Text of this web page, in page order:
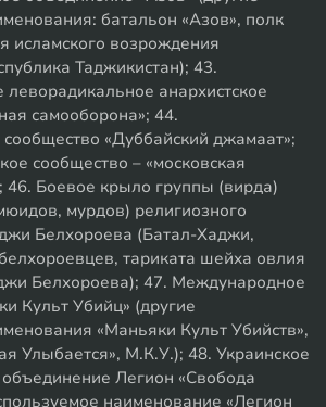
батальон «Азов», полк
исламского возрождения
Таджикистан); 43.
анархистское
самооборона»; 44.
сообщество «Дуббайский джамаат»;
сообщество – «московская
46. Боевое крыло группы (вирда)
мурдов) религиозного
Белхороева (Батал-Хаджи,
тариката шейха овлия
Белхороева); 47. Международное
Культ Убийц» (другие
«Маньяки Культ Убийств»,
Улыбается», М.К.У.); 48. Украинское
Легион «Свобода
наименование «Легион